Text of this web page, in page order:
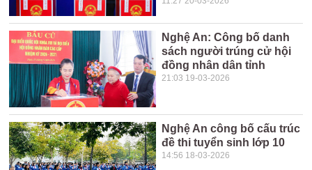
Nghệ An: Công bố danh
sách người trúng cử hội
đồng nhân dân tỉnh
21:03 19-03-2026
Nghệ An công bố cấu trúc
đề thi tuyển sinh lớp 10
14:56 18-03-2026